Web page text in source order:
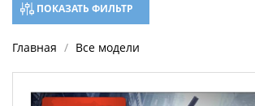
ПОКАЗАТЬ ФИЛЬТР
Главная Все модели